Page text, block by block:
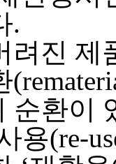
.
려진 제
순환이
용(re-